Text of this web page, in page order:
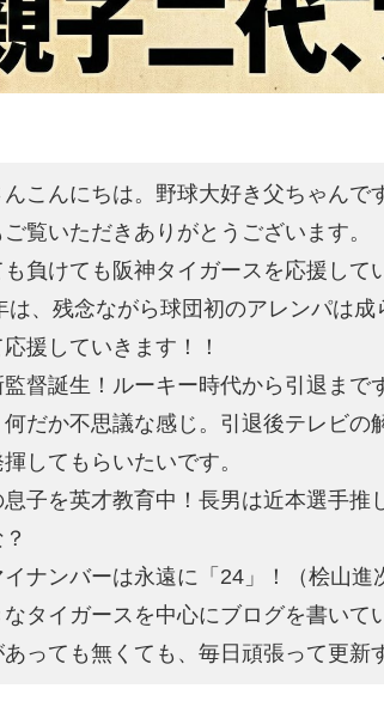
こんにちは。野球大好き父ちゃんで
覧いただきありがとうございます。
も負けても阪神タイガースを応援して
は、残念ながら球団初のアレンパは
援していきます！！
督誕生！ルーキー時代から引退まで
何だか不思議な感じ。引退後テレビの
してもらいたいです。
息子を英才教育中！長男は近本選手推
ナンバーは永遠に「24」！（桧山進
タイガースを中心にブログを書いて
って も無くても、毎日頑張って更新